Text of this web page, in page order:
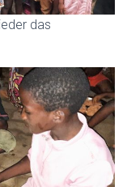
das